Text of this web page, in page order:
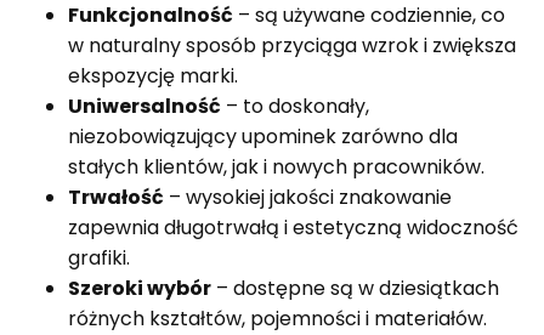
Funkcjonalność – są używane codziennie, co
w naturalny sposób przyciąga wzrok i zwiększa
ekspozycję marki.
Uniwersalność – to doskonały,
niezobowiązujący upominek zarówno dla
stałych klientów, jak i nowych pracowników.
Trwałość – wysokiej jakości znakowanie
zapewnia długotrwałą i estetyczną widoczność
grafiki.
Szeroki wybór – dostępne są w dziesiątkach
różnych kształtów, pojemności i materiałów.